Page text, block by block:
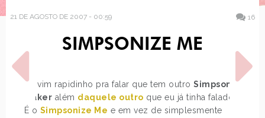
21 DE AGOSTO DE 2007 - 00:59 16
SIMPSONIZE ME
Só vim rapidinho pra falar que tem outroSimpson
Maker além daquele outro que eu já tinha falado.
É o Simpsonize Me e em vez de simplesmente